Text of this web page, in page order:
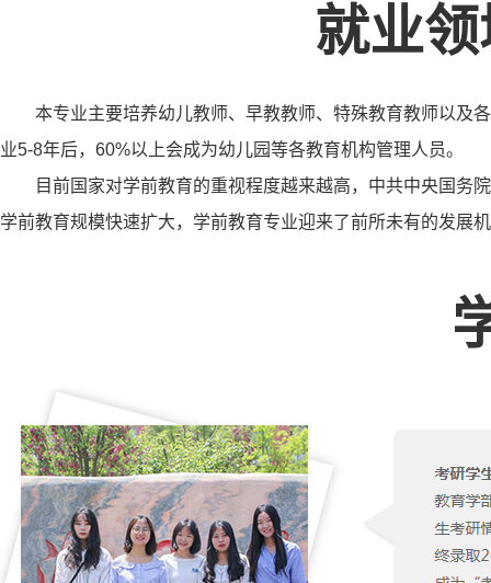
就业
本专业主要培养幼儿教师、早教教师、特殊教育教师以及
业5-8年后，60%以上会成为幼儿园等各教育机构管理人员。
目前国家对学前教育的重视程度越来越高，中共中央国务
学前教育规模快速扩大，学前教育专业迎来了前所未有的发展